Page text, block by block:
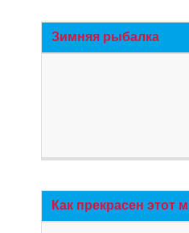
Зимняя рыбалка
Как прекрасен этот